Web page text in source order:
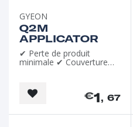
GYEON
Q2M
APPLICATOR
✔ Perte de produit
minimale ✔ Couverture
€1, 67